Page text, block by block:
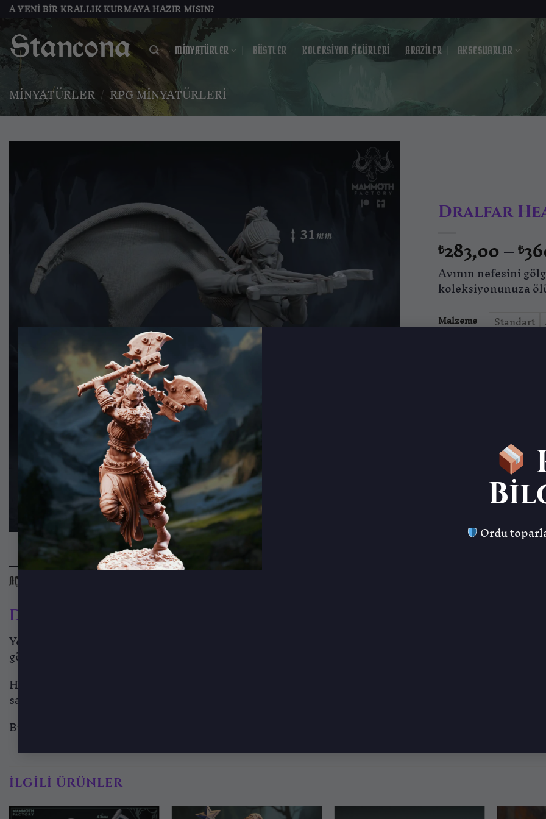
Ordu
İçeriğe
BIR KRALLIK KURMAYA HAZIR MISIN?
MINYATÜRLER BÜSTLER KOLEKSIYON FIGÜRLERI ARAZILER AKSESUARLAR
MINYATÜRLER / RPG MINYATÜRLERI
İstek
listesine
ekle Dralfar
₺283,00–₺
Avının nefesini
koleksiyonunuza
Malzeme Standart
Court of the
Mammoth
AÇIKLAMA
Dralfar Headhunter – Gölgelerin Avcısı
Yeraltı dünyasının en acımasız geleneklerinden biri kafa avcılığıdır, ve Dralfar Headhunter bu
gölgeli geçitlerinde yetişmiş, avını takip etme ve sessizce yok etme sanatında ustalaşmıştır.
Her nefesini avının adımlarına uydurur, her darbeyi kesin bir son için saklar. Onun ellerinde ölüm,
savaşçıları dahi, Dralfar Headhunter’ın gölgelerden süzülen varlığı karşısında titreyecek kadar korku
Bu minyatür, koleksiyonunuza yalnızca bir suikastçıyı değil; aynı zamanda gölgelerin en acımasız
İLGILI ÜRÜNLER